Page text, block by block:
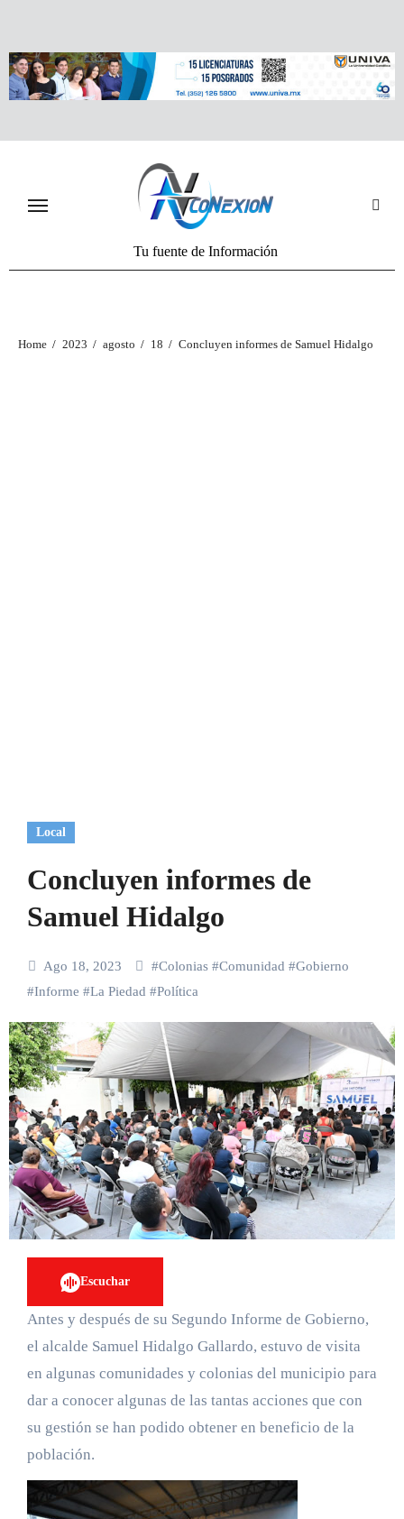
Tu fuente de Información
Home 2023 agosto 18 Concluyen informes de Samuel Hidalgo
Local
Concluyen informes de
Samuel Hidalgo
Ago 18, 2023 #Colonias#Comunidad #Gobierno
#Informe #La Piedad #Política
Escuchar
Antes y después de su Segundo Informe de Gobierno,
el alcalde Samuel Hidalgo Gallardo, estuvo de visita
en algunas comunidades y colonias del municipio para
dar a conocer algunas de las tantas acciones que con
su gestión se han podido obtener en beneficio de la
población.